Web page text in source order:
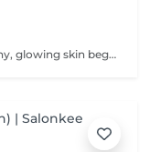
Why Do We Do Facial Cleansing? Healthy, glowing skin begins with proper cleansing. A professional facial cleansing goes beyond everyday washing, targeting impurities and buildup that regular skincare can't reach. Benefits of Facial Cleansing: - Removes dirt, excess oil, and dead skin cells - Unclogs pores and prevents breakouts - Stimulates blood circulation and skin renewal - Prepares the skin to absorb nourishing products more effectively - Leaves the complexion fresh, smooth, and radiant We perform every facial cleansing using premium ZO Skin Health formulas by Dr. Zein Obagi, providing medical-quality skincare with visible improvements. Recommended age: Facial cleansing is suitable for both women and men starting from the age of 12-15, when the skin often begins to experience excess oil and clogged pores. It is also highly beneficial for adults seeking to maintain healthy, radiant, and youthful-looking skin. Contraindications: Facial cleansing is not recommended in cases of: - Active skin infections or inflammation - Severe acne in the acute stage - Open wounds, cuts, or burns on the face - Skin allergies or individual intolerance to treatment ingredients - Certain dermatological or systemic conditions (consultation required) Before your session, our specialist will carefully assess your skin and offer the most effective treatment for you.